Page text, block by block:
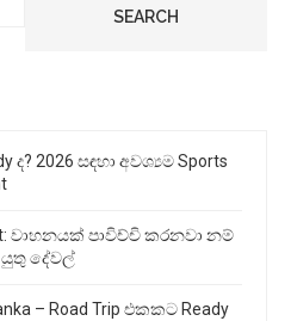
SEARCH
ද? 2026 සඳහා අවශ්‍යම Sports
වාහනයක් පාවිච්චි කරනවා නම්
දේවල්
– Road Trip එකකට Ready